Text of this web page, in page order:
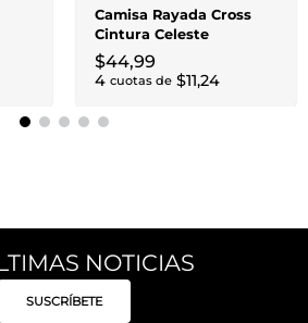
Camisa Rayada Cross
Cintura Celeste
$44,99
4 cuotas de $11,24
NOTICIAS
SUSCRÍBETE